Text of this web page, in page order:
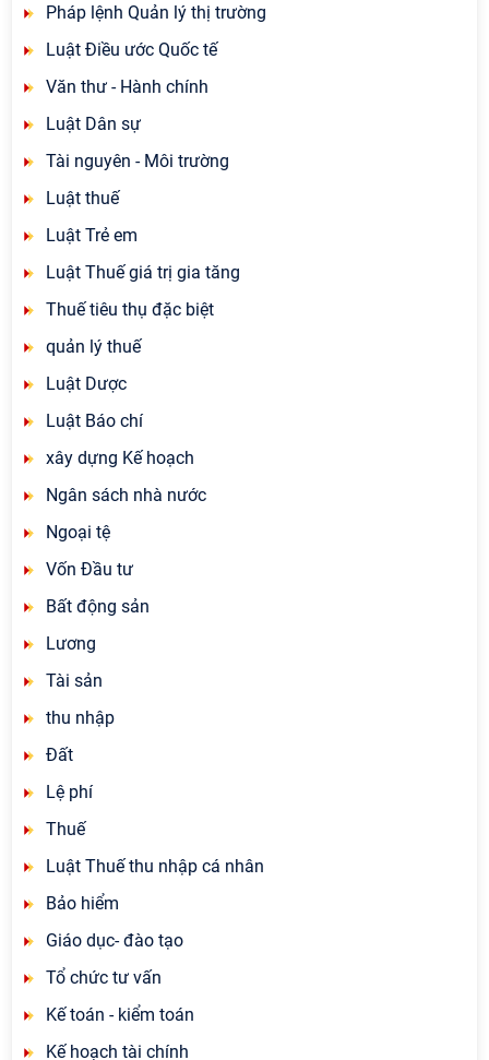
Pháp lệnh Quản lý thị trường
Luật Điều ước Quốc tế
Văn thư - Hành chính
Luật Dân sự
Tài nguyên - Môi trường
Luật thuế
Luật Trẻ em
Luật Thuế giá trị gia tăng
Thuế tiêu thụ đặc biệt
quản lý thuế
Luật Dược
Luật Báo chí
xây dựng Kế hoạch
Ngân sách nhà nước
Ngoại tệ
Vốn Đầu tư
Bất động sản
Lương
Tài sản
thu nhập
Đất
Lệ phí
Thuế
Luật Thuế thu nhập cá nhân
Bảo hiểm
Giáo dục- đào tạo
Tổ chức tư vấn
Kế toán - kiểm toán
Kế hoạch tài chính